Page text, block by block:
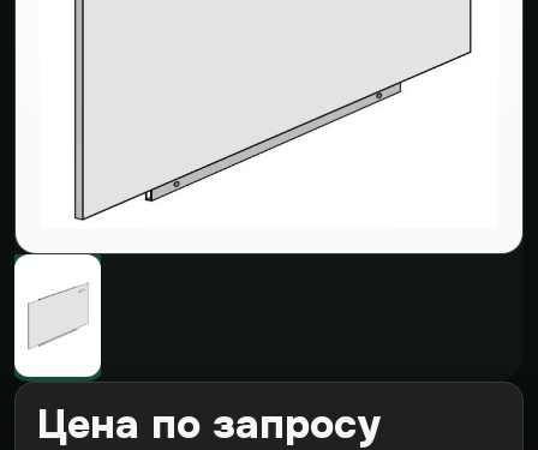
Цена по запросу